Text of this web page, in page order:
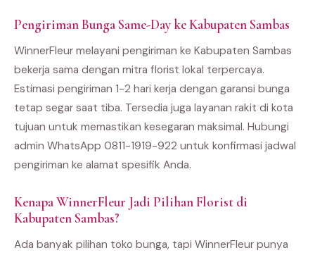
Pengiriman Bunga Same-Day ke Kabupaten Sambas
WinnerFleur melayani pengiriman ke Kabupaten Sambas
bekerja sama dengan mitra florist lokal terpercaya.
Estimasi pengiriman 1-2 hari kerja dengan garansi bunga
tetap segar saat tiba. Tersedia juga layanan rakit di kota
tujuan untuk memastikan kesegaran maksimal. Hubungi
admin WhatsApp 0811-1919-922 untuk konfirmasi jadwal
pengiriman ke alamat spesifik Anda.
Kenapa WinnerFleur Jadi Pilihan Florist di
Kabupaten Sambas?
Ada banyak pilihan toko bunga, tapi WinnerFleur punya